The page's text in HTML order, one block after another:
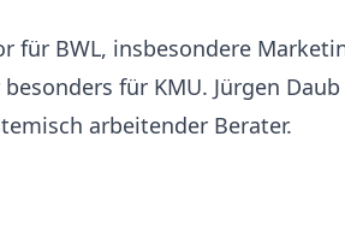
für BWL, insbesondere
für KMU. Jürgen
arbeitender Berater.